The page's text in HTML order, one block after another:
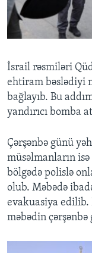
BIZI IZLƏYIN
Dillər
İsrail rəsmiləri
ehtiram bəslədiyi
bağlayıb. Bu
yandırıcı bomba
Çərşənbə günü
müsəlmanların
bölgədə polislə
olub. Məbədə
evakuasiya edilib.
məbədin çərşənbə